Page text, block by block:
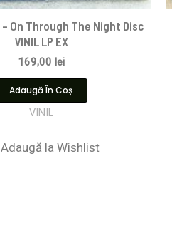
On Through The Night Disc
VINIL LP EX
169,00 lei
Adaugă În Coș
VINIL
Adaugă la Wishlist